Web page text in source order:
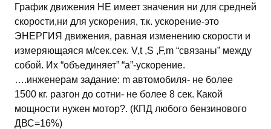
График движения НЕ имеет значения ни для средней
скорости,ни для ускорения, т.к. ускорение-это
ЭНЕРГИЯ движения, равная изменению скорости и
измеряющаяся м/сек.сек. V,t ,S ,F,m “связаны” между
собой. Их “объединяет” “а”-ускорение.
….инженерам задание: m автомобиля- не более
1500 кг. разгон до сотни- не более 8 сек. Какой
мощности нужен мотор?. (КПД любого бензинового
ДВС=16%)